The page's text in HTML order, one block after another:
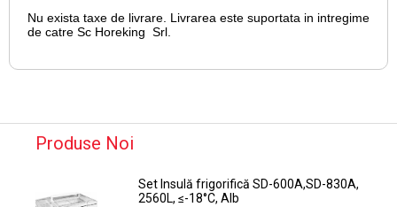
Nu exista taxe de livrare. Livrarea este suportata in intregime
de catre Sc Horeking Srl.
Produse Noi
Set Insulă frigorifică SD-600A,SD-830A,
2560L, ≤-18°C, Alb